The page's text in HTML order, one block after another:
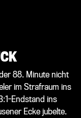
88. Minute nicht
im Strafraum ins
Endstand ins
Ecke jubelte.